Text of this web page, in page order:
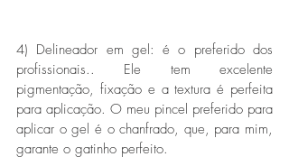
4) Delineador em gel: é o preferido dos
profissionais.. Ele tem excelente
pigmentação, fixação e a textura é perfeita
para aplicação. O meu pincel preferido para
aplicar o gel é o chanfrado, que, para mim,
garante o gatinho perfeito.